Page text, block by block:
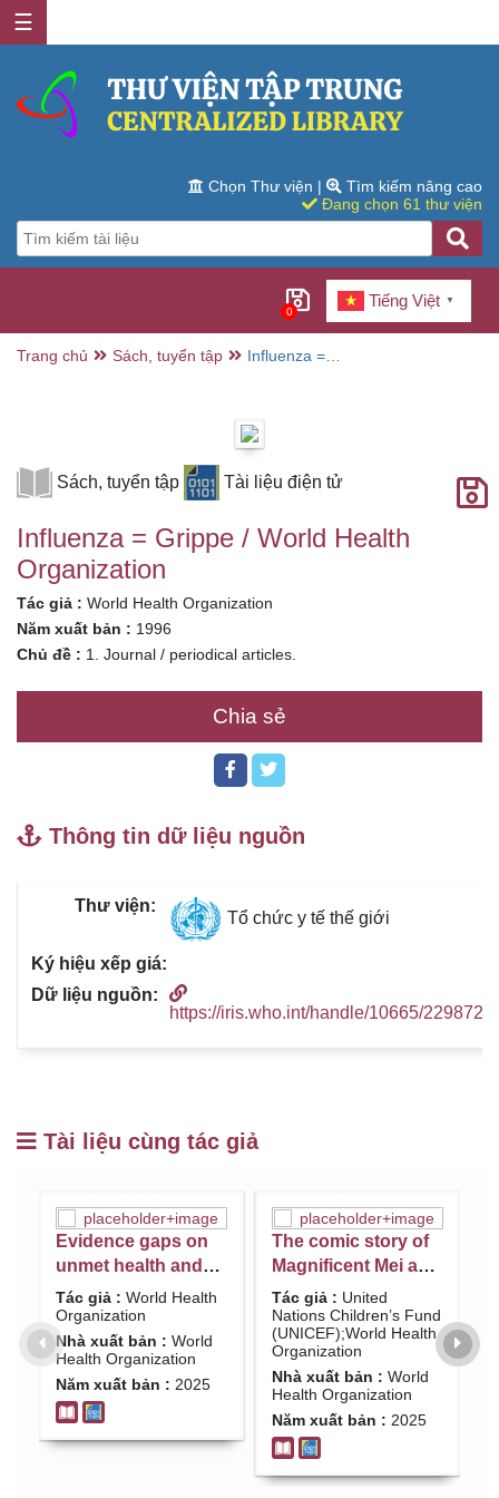
☰
Chọn Thư viện |
Tìm kiếm nâng cao
Đang chọn 61 thư viện
0
Tiếng Việt ▼
Trang chủ Sách, tuyển tập
Influenza =
Sách, tuyển tập Tài liệu điện tử
Influenza = Grippe / World Health
Organization
Tác giả : World Health Organization
Năm xuất bản : 1996
Chủ đề : 1. Journal / periodical articles.
Chia sẻ
Thông tin dữ liệu nguồn
Tổ chức y tế thế giới
https://iris.who.int/handle/10665/229872
Tài liệu cùng tác giả
Evidence gaps on
unmet health and
social care needs in
the WHO South-
East Asia region:
research report /
World Health
Organization
Tác giả : World Health
Organization
Nhà xuất bản : World
Health Organization
Năm xuất bản : 2025
The comic story of
Magnificent Mei and
friends / United
Nations Children’s
Fund
(UNICEF);World
Health Organization
Tác giả : United
Nations Children’s Fund
(UNICEF);World Health
Organization
Nhà xuất bản : World
Health Organization
Năm xuất bản : 2025